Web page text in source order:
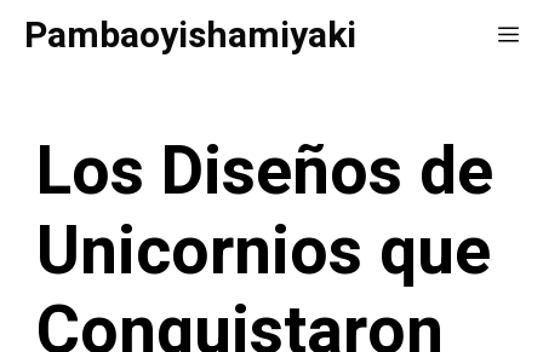
SaltarPambaoyishamiyaki
Los Diseños de
Unicornios que
Conquistaron